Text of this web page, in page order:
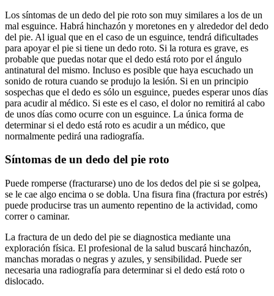
Los síntomas de un dedo del pie roto son muy similares a los de un
mal esguince. Habrá hinchazón y moretones en y alrededor del dedo
del pie. Al igual que en el caso de un esguince, tendrá dificultades
para apoyar el pie si tiene un dedo roto. Si la rotura es grave, es
probable que puedas notar que el dedo está roto por el ángulo
antinatural del mismo. Incluso es posible que haya escuchado un
sonido de rotura cuando se produjo la lesión. Si en un principio
sospechas que el dedo es sólo un esguince, puedes esperar unos días
para acudir al médico. Si este es el caso, el dolor no remitirá al cabo
de unos días como ocurre con un esguince. La única forma de
determinar si el dedo está roto es acudir a un médico, que
normalmente pedirá una radiografía.
Síntomas de un dedo del pie roto
Puede romperse (fracturarse) uno de los dedos del pie si se golpea,
se le cae algo encima o se dobla. Una fisura fina (fractura por estrés)
puede producirse tras un aumento repentino de la actividad, como
correr o caminar.
La fractura de un dedo del pie se diagnostica mediante una
exploración física. El profesional de la salud buscará hinchazón,
manchas moradas o negras y azules, y sensibilidad. Puede ser
necesaria una radiografía para determinar si el dedo está roto o
dislocado.